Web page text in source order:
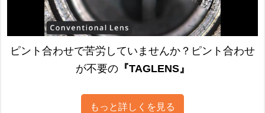
ピント合わせで苦労していませんか？ピント合わせ
が不要の『TAGLENS』
もっと詳しくを見る